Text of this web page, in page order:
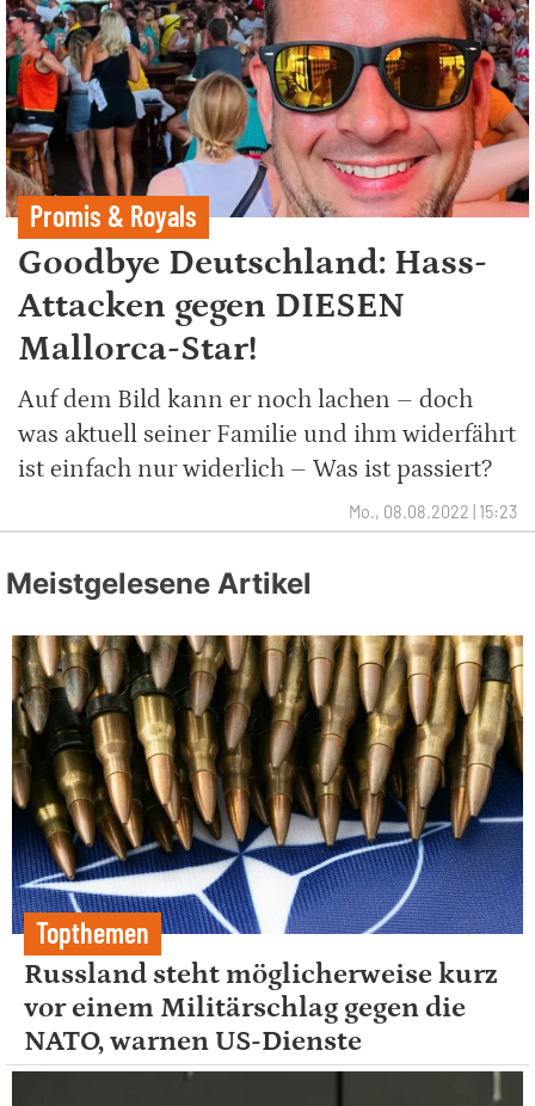
Promis & Royals
Goodbye Deutschland: Hass-
Attacken gegen DIESEN
Mallorca-Star!
Auf dem Bild kann er noch lachen – doch
was aktuell seiner Familie und ihm widerfährt
ist einfach nur widerlich – Was ist passiert?
Mo., 08.08.2022 | 15:23
Meistgelesene Artikel
Topthemen
Russland steht möglicherweise kurz
vor einem Militärschlag gegen die
NATO, warnen US-Dienste